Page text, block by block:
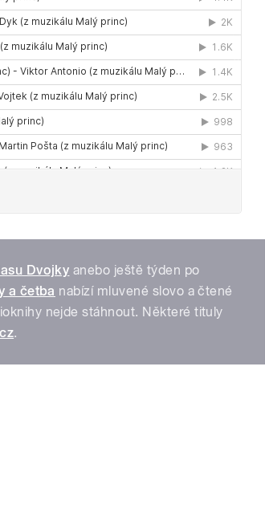
Dvojky anebo ještě týden po
a četba nabízí mluvené slovo a čtené
nejde stáhnout. Některé tituly
.